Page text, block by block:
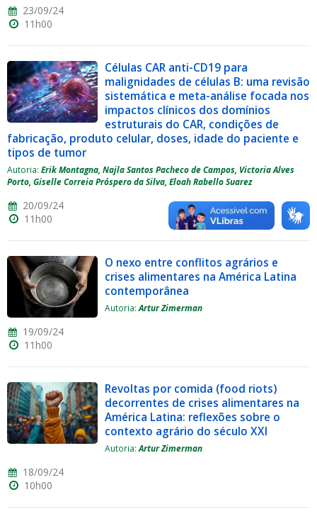
23/09/24
11h00
Células CAR anti-CD19 para
malignidades de células B: uma revisão
sistemática e meta-análise focada nos
impactos clínicos dos domínios
estruturais do CAR, condições de
fabricação, produto celular, doses, idade do paciente e
tipos de tumor
Autoria: Erik Montagna, Najla Santos Pacheco de Campos, Victoria Alves
Porto, Giselle Correia Próspero da Silva, Eloah Rabello Suarez
20/09/24
11h00
O nexo entre conflitos agrários e
crises alimentares na América Latina
contemporânea
Autoria: Artur Zimerman
19/09/24
11h00
Revoltas por comida (food riots)
decorrentes de crises alimentares na
América Latina: reflexões sobre o
contexto agrário do século XXI
Autoria: Artur Zimerman
18/09/24
10h00